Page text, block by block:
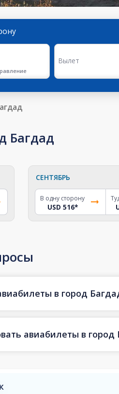
Вылет
Багдад
СЕНТЯБРЬ
В одну сторону
USD 516*
в город
авиабилеты в город